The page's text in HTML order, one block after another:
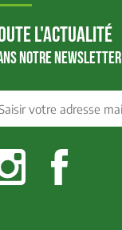
L'ACTUALITÉ
NOTRE NEWSLETTER